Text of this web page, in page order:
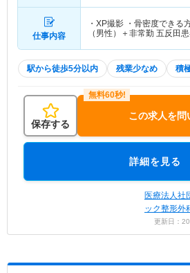
仕事内容
・XP撮影 ・骨密度できる方 人員体制：常勤1
（男性）＋非常勤 五反田
駅から徒歩5分以内 残業少なめ 積
保存する
この求人を問
詳細を見る
医療法人
ック整形外
更新日：